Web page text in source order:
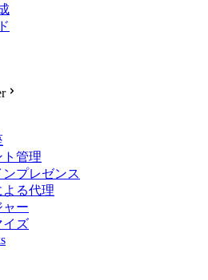
ト管理
プレゼンス
る代理
ャー
イズ